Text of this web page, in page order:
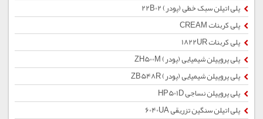
پلی اتیلن سبک خطی (پودر) 22B02
پلی کربنات CREAM
پلی کربنات 1822UR
پلی پروپیلن شیمیایی (پودر) ZH500M
پلی پروپیلن شیمیایی (پودر) ZB548R
پلی پروپیلن نساجی HP501D
پلی اتیلن سنگین تزریقی 6040UA